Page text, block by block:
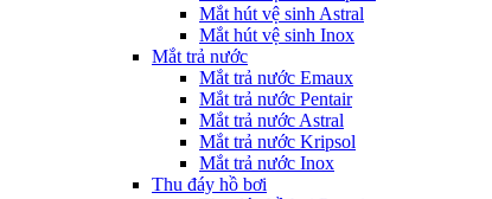
Mắt hút vệ sinh Astral
Mắt hút vệ sinh Inox
Mắt trả nước
Mắt trả nước Emaux
Mắt trả nước Pentair
Mắt trả nước Astral
Mắt trả nước Kripsol
Mắt trả nước Inox
Thu đáy hồ bơi